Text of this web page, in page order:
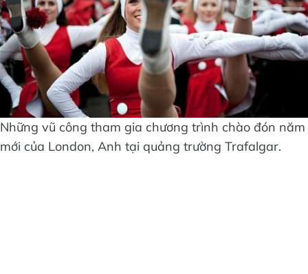
Những vũ công tham gia chương trình chào đón năm
mới của London, Anh tại quảng trường Trafalgar.